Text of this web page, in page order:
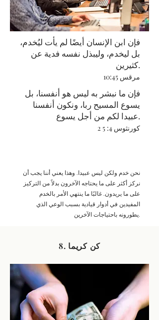
فإن ابن الإنسان أيضًا لم يأت ليُخدم،
بل ليخدم، وليبذل نفسه فدية عن
كثيرين.
مرقس 10:45
فإن ما نبشر به ليس هو أنفسنا، بل
يسوع المسيح ربا، ونكون أنفسنا
عبيدا لكم من أجل يسوع.
2 كورنثوس 4: 5
نحن خدم ولكن ليس عبيدا. وهذا يعني أننا يجب أن
نركز أكثر على ما يحتاجه الآخرون بدلاً من التركيز
على ما يريدون. غالبًا ما ينتهي الأمر بالخدم
المفيدين في أدوار قيادية بسبب الوعي الذي
يطورونه باحتياجات الآخرين.
8. كن كريما